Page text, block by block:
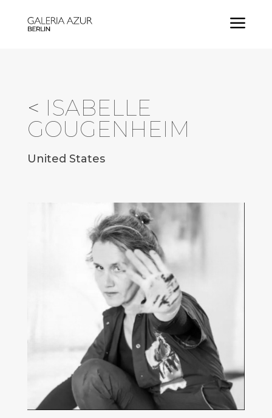
a
< ISABELLE
GOUGENHEIM
United States